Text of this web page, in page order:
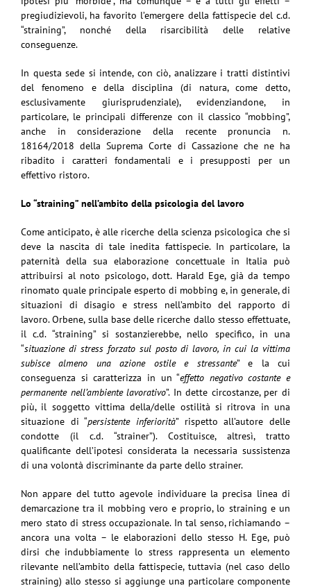
pregiudizievoli, ha favorito l’emergere della fattispecie del c.d.
“straining”, nonché della risarcibilità delle relative
conseguenze.
In questa sede si intende, con ciò, analizzare i tratti distintivi
del fenomeno e della disciplina (di natura, come detto,
esclusivamente giurisprudenziale), evidenziandone, in
particolare, le principali differenze con il classico “mobbing”,
anche in considerazione della recente pronuncia n.
18164/2018 della Suprema Corte di Cassazione che ne ha
ribadito i caratteri fondamentali e i presupposti per un
effettivo ristoro.
Lo “straining” nell’ambito della psicologia del lavoro
Come anticipato, è alle ricerche della scienza psicologica che si
deve la nascita di tale inedita fattispecie. In particolare, la
paternità della sua elaborazione concettuale in Italia può
attribuirsi al noto psicologo, dott. Harald Ege, già da tempo
rinomato quale principale esperto di mobbing e, in generale, di
situazioni di disagio e stress nell’ambito del rapporto di
lavoro. Orbene, sulla base delle ricerche dallo stesso effettuate,
il c.d. “straining” si sostanzierebbe, nello specifico, in una
“situazione di stress forzato sul posto di lavoro, in cui la vittima
subisce almeno una azione ostile e stressante” e la cui
conseguenza si caratterizza in un “effetto negativo costante e
permanente nell’ambiente lavorativo”. In dette circostanze, per di
più, il soggetto vittima della/delle ostilità si ritrova in una
situazione di “persistente inferiorità” rispetto all’autore delle
condotte (il c.d. “strainer”). Costituisce, altresì, tratto
qualificante dell’ipotesi considerata la necessaria sussistenza
di una volontà discriminante da parte dello strainer.
Non appare del tutto agevole individuare la precisa linea di
demarcazione tra il mobbing vero e proprio, lo straining e un
mero stato di stress occupazionale. In tal senso, richiamando –
ancora una volta – le elaborazioni dello stesso H. Ege, può
dirsi che indubbiamente lo stress rappresenta un elemento
rilevante nell’ambito della fattispecie, tuttavia (nel caso dello
straining) allo stesso si aggiunge una particolare componente